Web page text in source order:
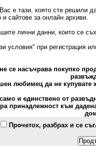
е тази, която сте решили
и сайтове за онлайн архиви.
лични данни, които се
условия" при
се насъчрава покупко
любимец да не купувате
и единствено от
принадлежност към
Прочетох, разбрах и се